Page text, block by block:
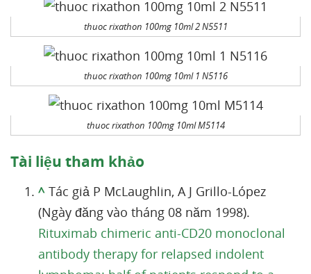
thuoc rixathon 100mg 10ml 2 N5511
thuoc rixathon 100mg 10ml 1 N5116
thuoc rixathon 100mg 10ml M5114
Tài liệu tham khảo
^ Tác giả P McLaughlin, A J Grillo-López
(Ngày đăng vào tháng 08 năm 1998).
Rituximab chimeric anti-CD20 monoclonal
antibody therapy for relapsed indolent